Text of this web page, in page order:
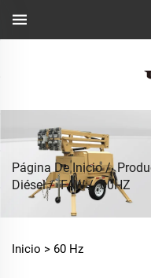
Página De Inicio/
Diésel/FAW/60HZ
Inicio > 60 Hz